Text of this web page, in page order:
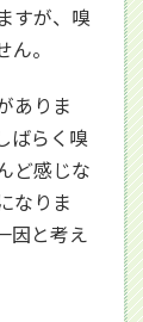
すが、嗅
。
ありま
ばらく嗅
ど感じな
なりま
因と考え